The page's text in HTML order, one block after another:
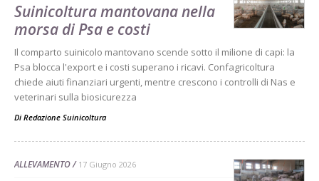
Suinicoltura mantovana nella
morsa di Psa e costi
Il comparto suinicolo mantovano scende sotto il milione di capi: la
Psa blocca l'export e i costi superano i ricavi. Confagricoltura
chiede aiuti finanziari urgenti, mentre crescono i controlli di Nas e
veterinari sulla biosicurezza
Di Redazione Suinicoltura
ALLEVAMENTO 17 Giugno 2026